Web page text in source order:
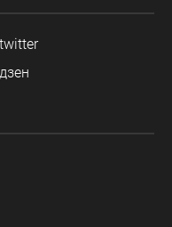
twitter
дзен